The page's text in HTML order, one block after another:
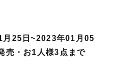
月25日~2023年01月05
売・お1人様3点まで